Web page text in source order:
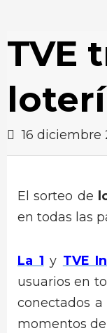
TVE
16 diciembre
El sorteo de
en todas las
La 1 y TVE
usuarios en
conectados
momentos